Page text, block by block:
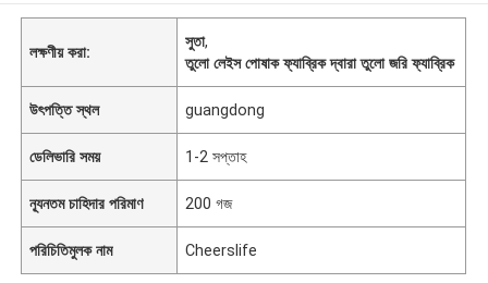
লক্ষণীয় করা:
সুতা,
তুলো লেইস পোষাক ফ্যাব্রিক দ্বারা তুলো জরি ফ্যাব্রিক
উৎপত্তি স্থল guangdong
ডেলিভারি সময় 1-2 সপ্তাহ
ন্যূনতম চাহিদার পরিমাণ 200 গজ
পরিচিতিমুলক নাম Cheerslife